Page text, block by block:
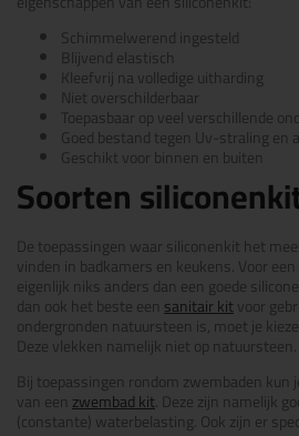
Schimmelwerend ingesteld
Blijvend elastisch
Kleefvrij na volledige uitharding
Niet overschilderbaar
Toepasbaar op veel verschillende
Goed bestand tegen Uv-straling en
Geschikt voor binnen en buiten
Soorten
De toepassingen waar siliconenkit het
vinden in badkamers en keukens. Voor
eigenlijk niks anders dan een goede
dan ook het beste een sanitair kitvoor
ondergronden natuursteen is, moet je
Deze vlekken namelijk niet op natuursteen.
Bij toepassingen rondom zwembaden kun
van een zwembad kit. Deze zijn namelijk
(constante) waterbelasting. Ook zijn er